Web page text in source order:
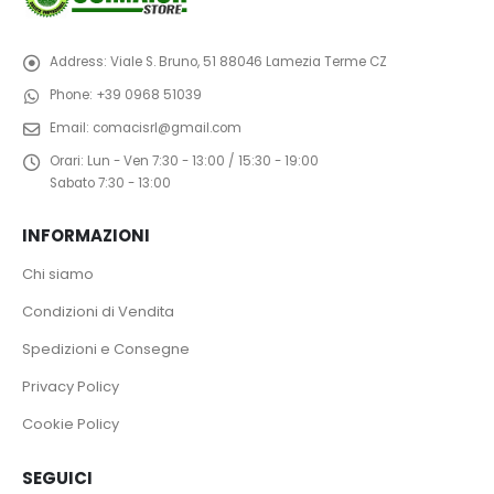
Address: Viale S. Bruno, 51 88046 Lamezia Terme CZ
Phone: +39 0968 51039
Email: comacisrl@gmail.com
Orari: Lun - Ven 7:30 - 13:00 / 15:30 - 19:00
Sabato 7:30 - 13:00
INFORMAZIONI
Chi siamo
Condizioni di Vendita
Spedizioni e Consegne
Privacy Policy
Cookie Policy
SEGUICI